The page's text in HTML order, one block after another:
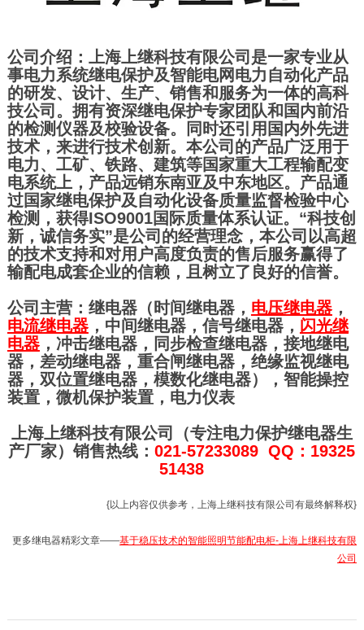
公司介绍：上海上继科技有限公司是一家专业从
事电力系统继电保护及智能电网电力自动化产品
的研发、设计、生产、销售和服务为一体的高科
技公司。拥有资深继电保护专家团队和国内前沿
的检测仪器及校验设备。同时还引用国内外先进
技术，来进行技术创新。本公司的产品广泛用于
电力、工矿、铁路、建筑等国家重大工程输配变
电系统上，产品远销东南亚及中东地区。产品通
过国家继电保护及自动化设备质量监督检验中心
检测，获得ISO9001国际质量体系认证。“科技创
新，诚信务实”是公司的经营理念，本公司以高超
的技术支持和对用户高度负责的售后服务赢得了
输配电成套企业的信赖，且树立了良好的信誉。
公司主营：继电器（时间继电器， 电压继电器，
电流继电器，中间继电器，信号继电器， 闪光继
电器，冲击继电器，同步检查继电器，接地继电
器，差动继电器，重合闸继电器，绝缘监视继电
器，双位置继电器，模数化继电器），智能操控
装置，微机保护装置，电力仪表
上海上继科技有限公司（专注电力保护继电器生
产厂家）销售热线：021-57233089 QQ：19325
51438
{以上内容仅供参考，上海上继科技有限公司有最终解释权}
更多继电器精彩文章——基于稳压技术的智能照明节能配电柜-上海上继科技有限
公司